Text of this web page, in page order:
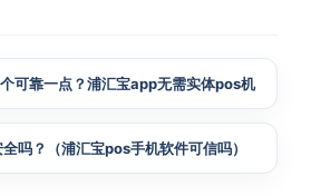
可靠一点？浦汇宝app无需实体pos机
吗？（浦汇宝pos手机软件可信吗）